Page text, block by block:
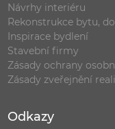
Návrhy interiéru
Rekonstrukce bytu,
Inspirace bydlení
Stavební firmy
Zásady ochrany
Zásady zveřejnění
Odkazy